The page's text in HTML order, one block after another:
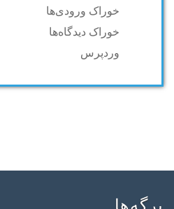
خوراک ورودی‌ها
خوراک دیدگاه‌ها
وردپرس
برگه‌ها